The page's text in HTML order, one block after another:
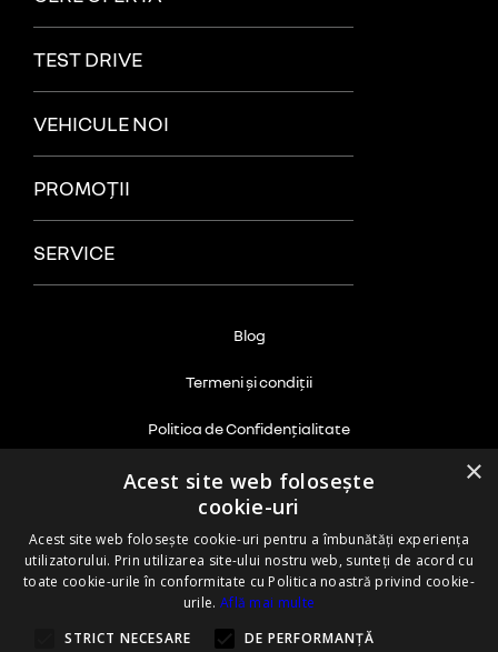
TEST DRIVE
VEHICULE NOI
PROMOȚII
SERVICE
Blog
Termeni și condiții
Politica de Confidențialitate
Politica cookie
Informații privind protecția mediului
×
Acest site web folosește
cookie-uri
Acest site web folosește cookie-uri pentru a îmbunătăți experiența
utilizatorului. Prin utilizarea site-ului nostru web, sunteți de acord cu
toate cookie-urile în conformitate cu Politica noastră privind cookie-
urile. Află mai multe
STRICT NECESARE
DE PERFORMANȚĂ